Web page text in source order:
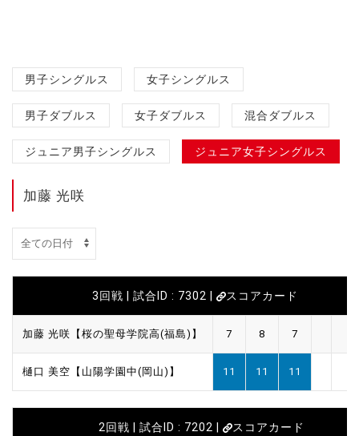
男子シングルス 女子シングルス
男子ダブルス 女子ダブルス 混合ダブルス
ジュニア男子シングルス ジュニア女子シングルス
加藤 光咲
3回戦 | 試合ID : 7302 | スコアカード
加藤 光咲【桜の聖母学院高(福島)】 7 8 7
樋口 美空【山陽学園中(岡山)】 11 11 11
2回戦 | 試合ID : 7202 | スコアカード